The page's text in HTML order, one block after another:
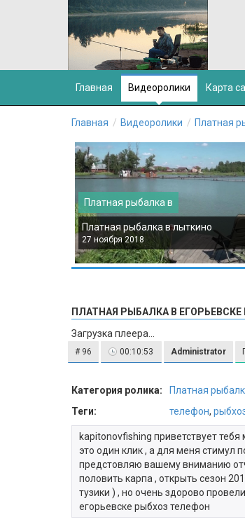
Главная Видеоролики Карта
Главная Видеоролики Платная
Платная рыбалка в
Платная рыбалка в лыткино
27 ноября 2018
ПЛАТНАЯ РЫБАЛКА В
Загрузка плеера...
# 96 00:10:53 Administrator
Категория ролика:
Платная
Теги:
телефон,
kapitonovfishing приветствует
это один клик , а для меня стимул
предстовляю вашему вниманию
половить карпа , открыть сезон
тузики ) , но очень здорово
егорьевске рыбхоз телефон